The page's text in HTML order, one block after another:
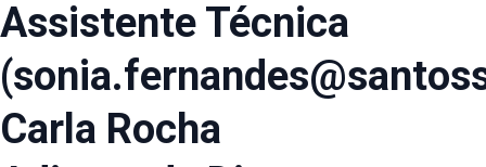
Assistente Técnica
Carla Rocha